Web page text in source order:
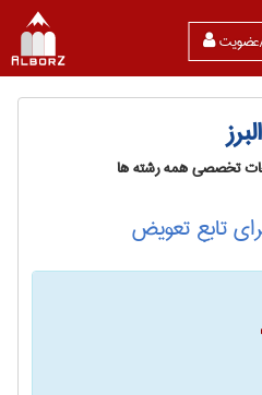
عضویت
تخصصی همه رشته ها
تابع تعویض